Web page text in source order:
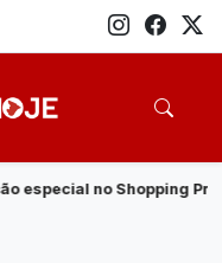
· Veja quem são os